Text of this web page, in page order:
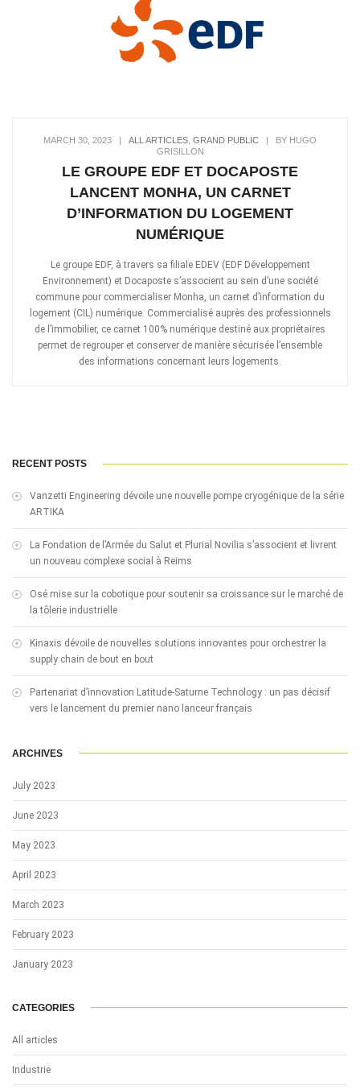
MARCH 30, 2023 | ALL ARTICLES GRAND PUBLIC | BY HUGO
GRISILLON
LE GROUPE EDF ET DOCAPOSTE
LANCENT MONHA, UN CARNET
D’INFORMATION DU LOGEMENT
NUMÉRIQUE
Le groupe EDF, à travers sa filiale EDEV (EDF Développement
Environnement) et Docaposte s’associent au sein d’une société
commune pour commercialiser Monha, un carnet d’information du
logement (CIL) numérique. Commercialisé auprès des professionnels
de l’immobilier, ce carnet 100% numérique destiné aux propriétaires
permet de regrouper et conserver de manière sécurisée l’ensemble
des informations concernant leurs logements.
RECENT POSTS
Vanzetti Engineering dévoile une nouvelle pompe cryogénique de la série
ARTIKA
La Fondation de l’Armée du Salut et Plurial Novilia s’associent et livrent
un nouveau complexe social à Reims
Osé mise sur la cobotique pour soutenir sa croissance sur le marché de
la tôlerie industrielle
Kinaxis dévoile de nouvelles solutions innovantes pour orchestrer la
supply chain de bout en bout
Partenariat d’innovation Latitude-Saturne Technology : un pas décisif
vers le lancement du premier nano lanceur français
ARCHIVES
July 2023
June 2023
May 2023
April 2023
March 2023
February 2023
January 2023
CATEGORIES
All articles
Industrie